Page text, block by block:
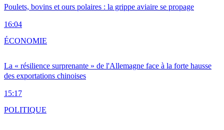
Poulets, bovins et ours polaires : la grippe aviaire se propage
16:04
La « résilience surprenante » de l'Allemagne face à la forte hausse
des exportations chinoises
15:17
ÉCONOMIE
POLITIQUE